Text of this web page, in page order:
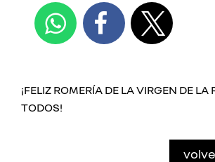
¡FELIZ ROMERÍA DE LA VIRGEN DE
TODOS!